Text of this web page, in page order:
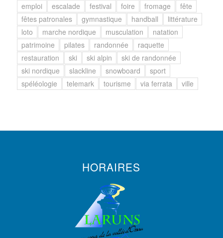
emploi
escalade festival foire fromage
fête
fêtes patronales
gymnastique handball
littérature
loto
marche nordique musculation
natation
patrimoine
pilates randonnée
raquette
restauration
ski ski alpin
ski de randonnée
ski nordique
slackline snowboard
sport
spéléologie
telemark tourisme via ferrata ville
HORAIRES